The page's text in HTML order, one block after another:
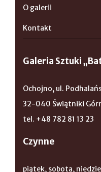
O galerii
Kontakt
Galeria Sztuki
Ochojno, ul.
32-040 Świątniki
tel. +48 782 81 13 23
Czynne
piątek, sobota,